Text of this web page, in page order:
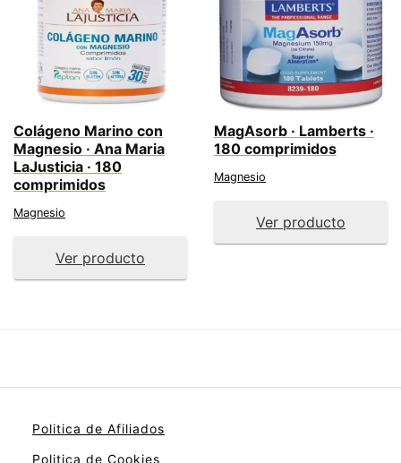
Colágeno Marino con
Magnesio · Ana Maria
LaJusticia · 180
comprimidos
Magnesio
Ver producto
MagAsorb · Lamberts ·
180 comprimidos
Magnesio
Ver producto
Politica de Afiliados
Politica de Cookies